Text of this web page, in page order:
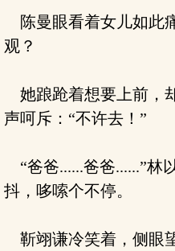
陈曼眼看着女儿如此
观？
她踉跄着想要上前，
声呵斥：“不许去！”
“爸爸......爸爸......”林
抖，哆嗦个不停。
靳翊谦冷笑着，侧眼